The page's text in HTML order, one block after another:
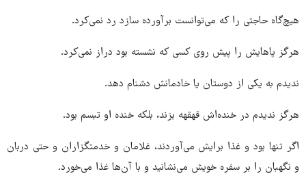
هیچ‌گاه حاجتی را که می‌توانست برآورده سازد رد نمی‌کرد.
هرگز پاهایش را پیش روی کسی که نشسته بود دراز نمی‌کرد.
ندیدم به یکی از دوستان یا خادمانش دشنام دهد.
هرگز ندیدم در خنده‌اش قهقهه بزند، بلکه خنده او تبسم بود.
اگر تنها بود و غذا برایش‌ می‌آوردند، غلامان و خدمتگزاران و حتی دربان
و نگهبان را بر سفره خویش می‌نشانید و با آن‌ها غذا می‌خورد.